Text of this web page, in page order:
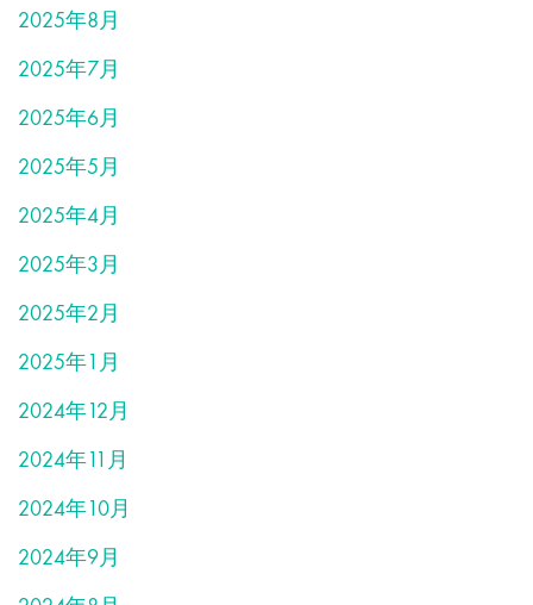
2025年8月
2025年7月
2025年6月
2025年5月
2025年4月
2025年3月
2025年2月
2025年1月
2024年12月
2024年11月
2024年10月
2024年9月